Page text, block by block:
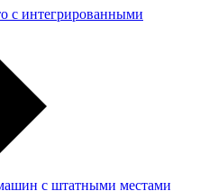
с интегрированными